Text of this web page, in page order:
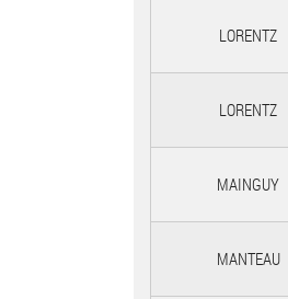
LORENTZ
LORENTZ
MAINGUY
MANTEAU